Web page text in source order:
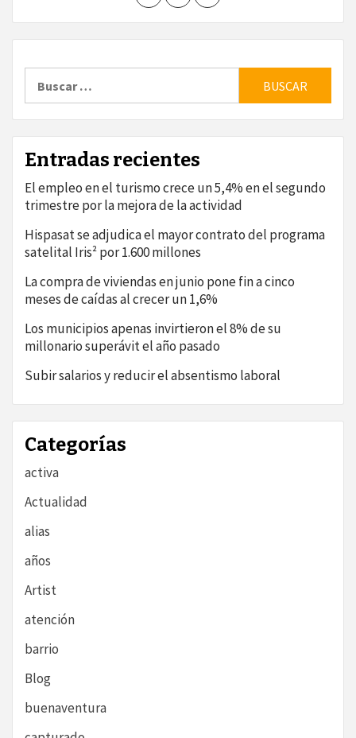
Entradas recientes
El empleo en el turismo crece un 5,4% en el segundo
trimestre por la mejora de la actividad
Hispasat se adjudica el mayor contrato del programa
satelital Iris² por 1.600 millones
La compra de viviendas en junio pone fin a cinco
meses de caídas al crecer un 1,6%
Los municipios apenas invirtieron el 8% de su
millonario superávit el año pasado
Subir salarios y reducir el absentismo laboral
Categorías
activa
Actualidad
alias
años
Artist
atención
barrio
Blog
buenaventura